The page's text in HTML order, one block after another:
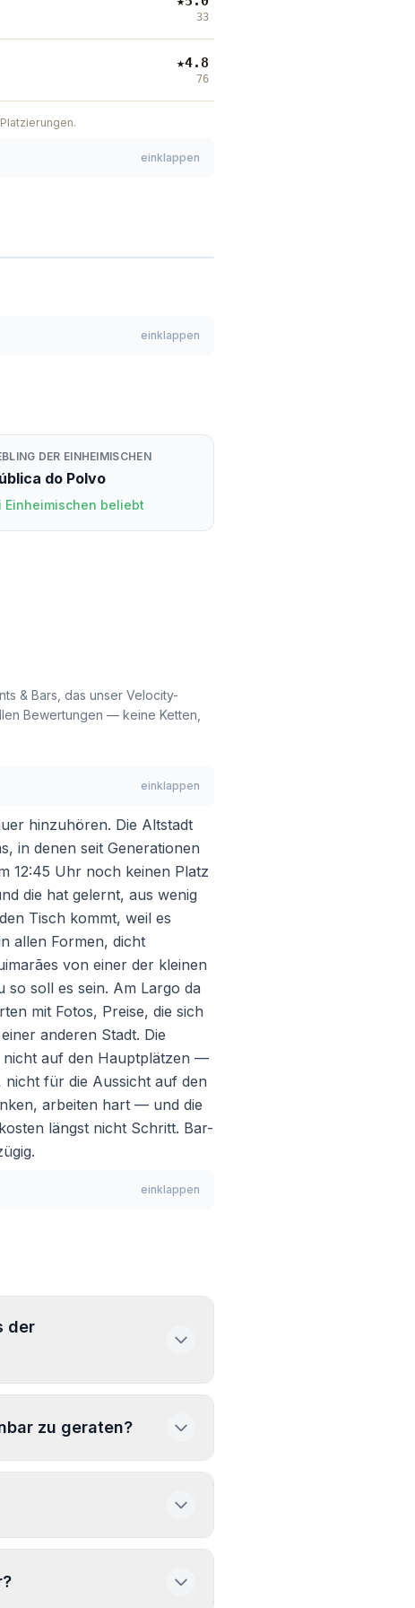
33
★4.8
76
einklappen
einklappen
DER EINHEIMISCHEN
do Polvo
Einheimischen beliebt
& Bars, das unser Velocity-
Bewertungen — keine Ketten,
einklappen
hinzuhören. Die Altstadt
in denen seit Generationen
12:45 Uhr noch keinen Platz
die hat gelernt, aus wenig
Tisch kommt, weil es
allen Formen, dicht
von einer der kleinen
so soll es sein. Am Largo da
mit Fotos, Preise, die sich
anderen Stadt. Die
nicht auf den Hauptplätzen —
für die Aussicht auf den
arbeiten hart — und die
längst nicht Schritt. Bar-
einklappen
der
zu geraten?